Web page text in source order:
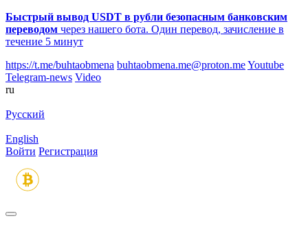
Быстрый вывод USDT в рубли безопасным банковским
переводом через нашего бота. Один перевод, зачисление в
течение 5 минут
https://t.me/buhtaobmena buhtaobmena.me@proton.meYoutube
Telegram-news Video
ru
Русский
English
Войти Регистрация